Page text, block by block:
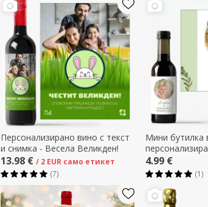
Персонализирано вино с текст
и снимка - Весела Великден!
13.98 € / 2 EUR само етикет
(7)
Мини бутилка
и текст -
4.99 €
(1)